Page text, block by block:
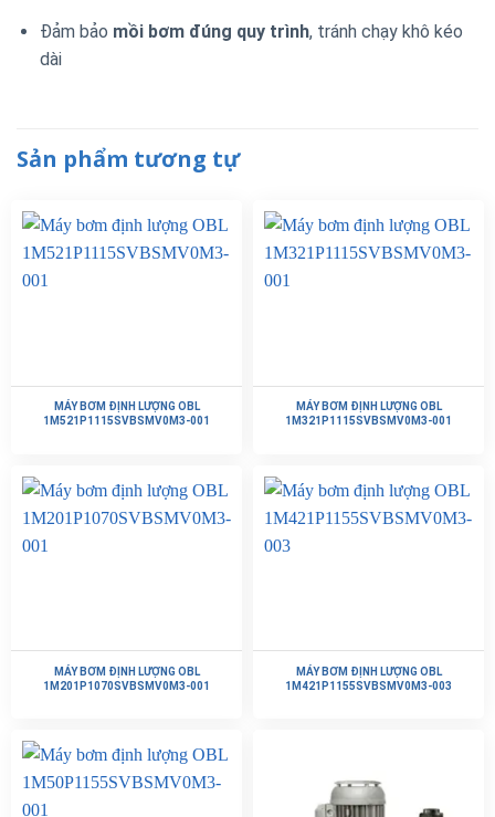
Đảm bảo mồi bơm đúng quy trình, tránh chạy khô kéo
dài
Sản phẩm tương tự
MÁY BƠM ĐỊNH LƯỢNG OBL
1M521P1115SVBSMV0M3-001
MÁY BƠM ĐỊNH LƯỢNG OBL
1M321P1115SVBSMV0M3-001
MÁY BƠM ĐỊNH LƯỢNG OBL
1M201P1070SVBSMV0M3-001
MÁY BƠM ĐỊNH LƯỢNG OBL
1M421P1155SVBSMV0M3-003